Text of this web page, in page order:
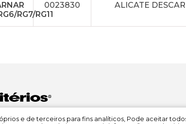
0023830 ALICATE
e de terceiros para fins analíticos, Pode aceitar